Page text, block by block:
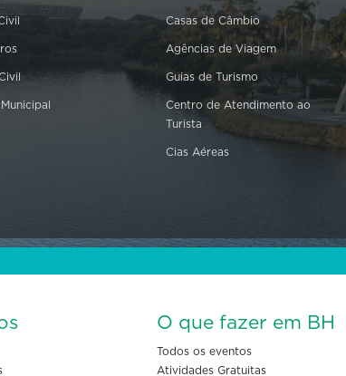
Casas de Câmbio
Agências de Viagem
Guias de Turismo
Centro de Atendimento ao
Turista
Cias Aéreas
O que fazer em BH
Todos os eventos
Atividades Gratuitas